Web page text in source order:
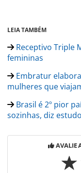
LEIA TAMBÉM
Receptivo Triple
femininas
Embratur
mulheres que
Brasil é 2º pior
sozinhas, diz estudo
AVALIE